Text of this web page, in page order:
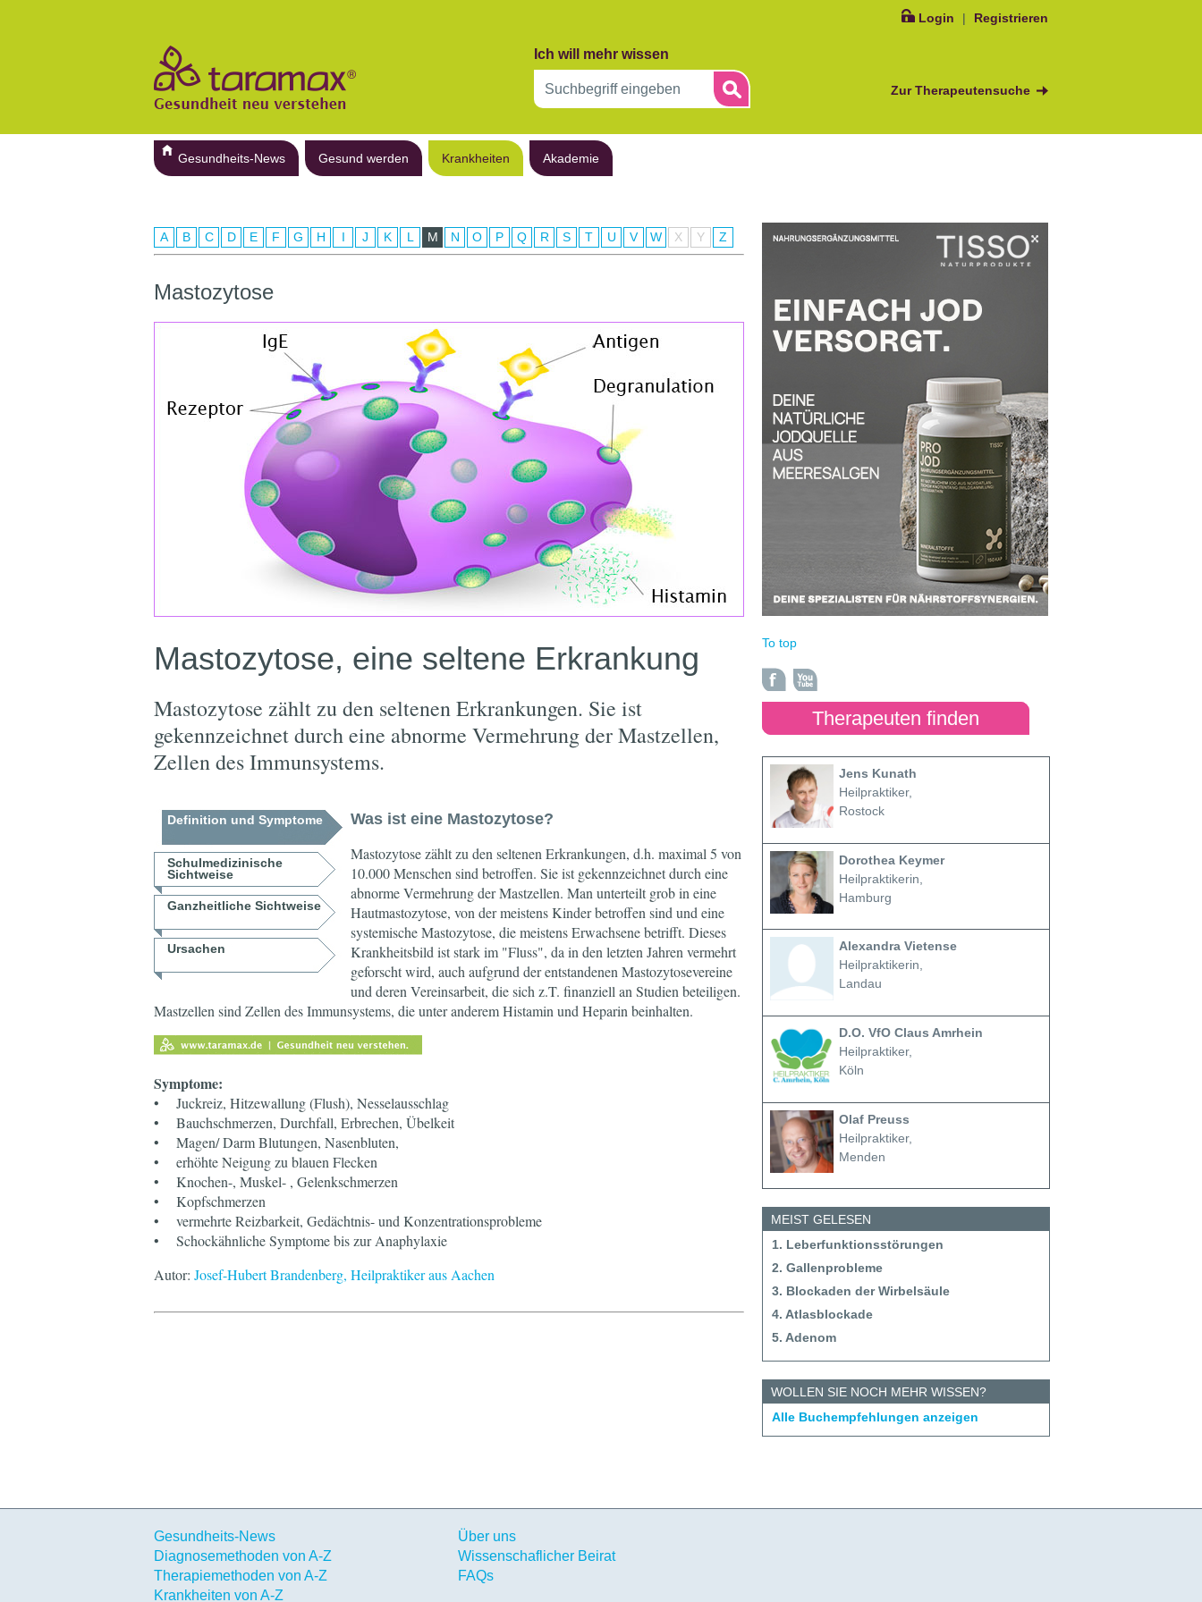
Login | Registrieren
Ich will mehr wissen
Zur Therapeutensuche
Gesundheits-News Gesund werden Krankheiten Akademie
A B C D E F G H I J K L M N O P Q R S T U V W X Y Z
Mastozytose
Mastozytose, eine seltene Erkrankung
Mastozytose zählt zu den seltenen Erkrankungen. Sie ist
gekennzeichnet durch eine abnorme Vermehrung der Mastzellen,
Zellen des Immunsystems.
Definition und Symptome
Schulmedizinische
Sichtweise
Ganzheitliche Sichtweise
Ursachen
Was ist eine Mastozytose?
Mastozytose zählt zu den seltenen Erkrankungen, d.h. maximal 5 von
10.000 Menschen sind betroffen. Sie ist gekennzeichnet durch eine
abnorme Vermehrung der Mastzellen. Man unterteilt grob in eine
Hautmastozytose, von der meistens Kinder betroffen sind und eine
systemische Mastozytose, die meistens Erwachsene betrifft. Dieses
Krankheitsbild ist stark im "Fluss", da in den letzten Jahren vermehrt
geforscht wird, auch aufgrund der entstandenen Mastozytosevereine
und deren Vereinsarbeit, die sich z.T. finanziell an Studien beteiligen.
Mastzellen sind Zellen des Immunsystems, die unter anderem Histamin und Heparin beinhalten.
Symptome:
• Juckreiz, Hitzewallung (Flush), Nesselausschlag
• Bauchschmerzen, Durchfall, Erbrechen, Übelkeit
• Magen/ Darm Blutungen, Nasenbluten,
• erhöhte Neigung zu blauen Flecken
• Knochen-, Muskel- , Gelenkschmerzen
• Kopfschmerzen
• vermehrte Reizbarkeit, Gedächtnis- und Konzentrationsprobleme
• Schockähnliche Symptome bis zur Anaphylaxie
Autor: Josef-Hubert Brandenberg, Heilpraktiker aus Aachen
To top
Therapeuten finden
Jens Kunath
Heilpraktiker,
Rostock
Dorothea Keymer
Heilpraktikerin,
Hamburg
Alexandra Vietense
Heilpraktikerin,
Landau
D.O. VfO Claus Amrhein
Heilpraktiker,
Köln
Olaf Preuss
Heilpraktiker,
Menden
MEIST GELESEN
1. Leberfunktionsstörungen
2. Gallenprobleme
3. Blockaden der Wirbelsäule
4. Atlasblockade
5. Adenom
WOLLEN SIE NOCH MEHR WISSEN?
Alle Buchempfehlungen anzeigen
Gesundheits-News
Diagnosemethoden von A-Z
Therapiemethoden von A-Z
Krankheiten von A-Z
Über uns
Wissenschaflicher Beirat
FAQs